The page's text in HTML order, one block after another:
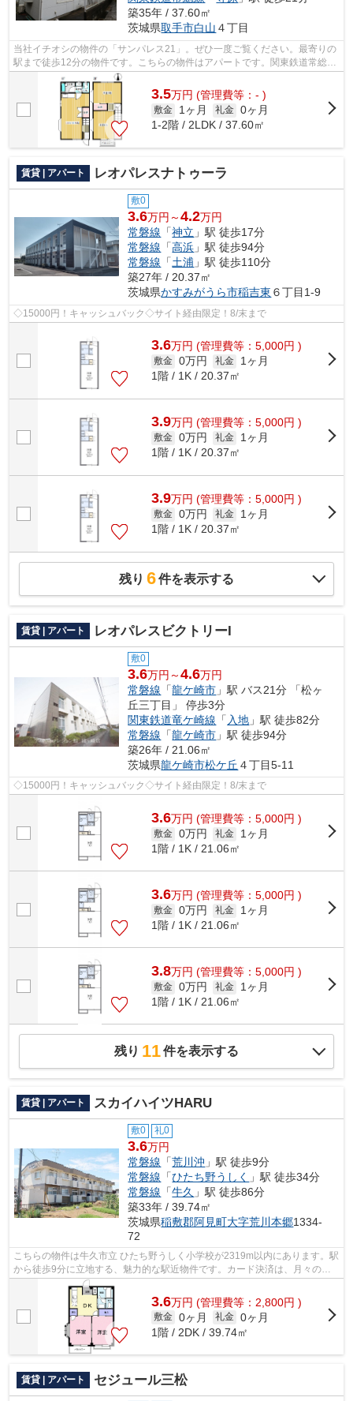
築35年 / 37.60㎡
茨城県取手市白山 ４丁目
当社イチオシの物件の「サンパレス21」。ぜひ一度ご覧ください。最寄りの
駅まで徒歩12分の物件です。こちらの物件はアパートです。関東鉄道常総線
西取手近くで快適な住環境をお求めな...
3.5万円 (管理費等：- )
敷金 1ヶ月 礼金 0ヶ月
1-2階 / 2LDK / 37.60㎡
賃貸 | アパート レオパレスナトゥーラ
敷0
3.6万円～4.2万円
常磐線 「神立 」駅 徒歩17分
常磐線 「高浜 」駅 徒歩94分
常磐線 「土浦 」駅 徒歩110分
築27年 / 20.37㎡
茨城県かすみがうら市稲吉東 ６丁目1-9
◇15000円！キャッシュバック◇サイト経由限定！8/末まで
3.6万円 (管理費等：5,000円 )
敷金 0万円 礼金
1ヶ月
1階 / 1K / 20.37㎡
3.9万円 (管理費等：5,000円 )
敷金 0万円 礼金
1ヶ月
1階 / 1K / 20.37㎡
3.9万円 (管理費等：5,000円 )
敷金 0万円 礼金
1ヶ月
1階 / 1K / 20.37㎡
残り 6件を表示する
賃貸 | アパート レオパレスビクトリーI
敷0
3.6万円～4.6万円
常磐線 「龍ケ崎市 」駅 バス21分 「松ヶ
丘三丁目」 停歩3分
関東鉄道竜ケ崎線 「 入地 」駅 徒歩82分
常磐線 「龍ケ崎市 」駅 徒歩94分
築26年 / 21.06㎡
茨城県龍ケ崎市松ケ丘 ４丁目5-11
◇15000円！キャッシュバック◇サイト経由限定！8/末まで
3.6万円 (管理費等：5,000円 )
敷金 0万円 礼金
1ヶ月
1階 / 1K / 21.06㎡
3.6万円 (管理費等：5,000円 )
敷金 0万円 礼金
1ヶ月
1階 / 1K / 21.06㎡
3.8万円 (管理費等：5,000円 )
敷金 0万円 礼金
1ヶ月
1階 / 1K / 21.06㎡
残り 11件を表示する
賃貸 | アパート スカイハイツHARU
敷0 礼0
3.6万円
常磐線 「荒川沖 」駅 徒歩9分
常磐線 「ひたち野うしく
」駅 徒歩34分
常磐線 「牛久 」駅 徒歩86分
築33年 / 39.74㎡
茨城県稲敷郡阿見町大字荒川本郷1334-
72
こちらの物件は牛久市立 ひたち野うしく小学校が2319m以内にあります。駅
から徒歩9分に立地する、魅力的な駅近物件です。カード決済は、月々の家
賃や初期費用支払いのわずらわしさを解...
3.6万円 (管理費等：2,800円 )
敷金 0ヶ月 礼金 0ヶ月
1階 / 2DK / 39.74㎡
賃貸 | アパート セジュール三松